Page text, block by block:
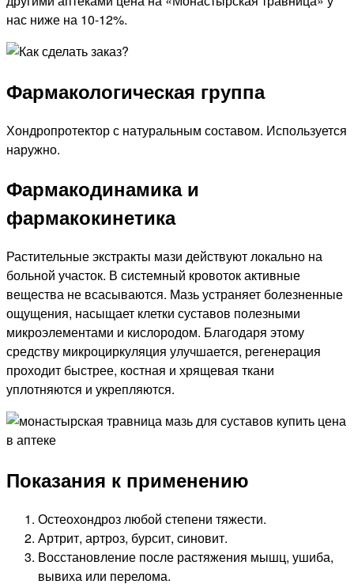
нас ниже на 10-12%.
Фармакологическая группа
Хондропротектор с натуральным составом. Используется
наружно.
Фармакодинамика и
фармакокинетика
Растительные экстракты мази действуют локально на
больной участок. В системный кровоток активные
вещества не всасываются. Мазь устраняет болезненные
ощущения, насыщает клетки суставов полезными
микроэлементами и кислородом. Благодаря этому
средству микроциркуляция улучшается, регенерация
проходит быстрее, костная и хрящевая ткани
уплотняются и укрепляются.
Показания к применению
Остеохондроз любой степени тяжести.
Артрит, артроз, бурсит, синовит.
Восстановление после растяжения мышц, ушиба,
вывиха или перелома.